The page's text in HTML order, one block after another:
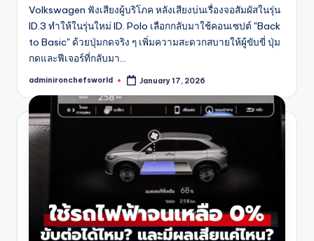
Volkswagen ฟังเสียงผู้บริโภค หลังเสียงบ่นเรื่องจอสัมผัสในรุ่น
ID.3 ทำให้ในรุ่นใหม่ ID. Polo เลือกกลับมาใช้คอนเซปต์ "Back
to Basic" ด้วยปุ่มกดจริง ๆ เพิ่มความสะดวกสบายให้ผู้ขับขี่ ปุ่ม
กดและฟีเจอร์ที่กลับมา…
Posted
adminironchefsworld January 17, 2026